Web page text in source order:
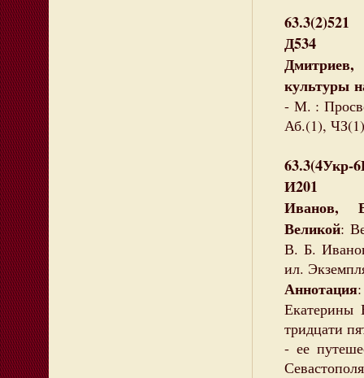
63.3(2)521
Д534
культуры
- М. :
Аб.(1), ЧЗ(1)
63.3(4Укр-
И201
Иванов,
Великой:
В. Б.
ил.
Аннотация
Екатерины
тридцати
- ее